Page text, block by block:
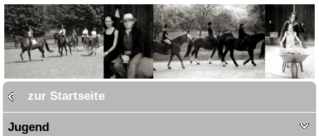
zur Startseite
Jugend